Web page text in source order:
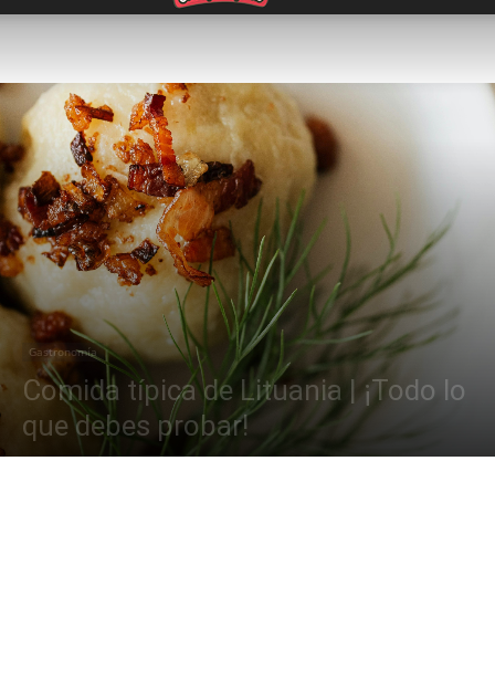
Gastronomía
Comida típica de Lituania | ¡Todo lo
que debes probar!